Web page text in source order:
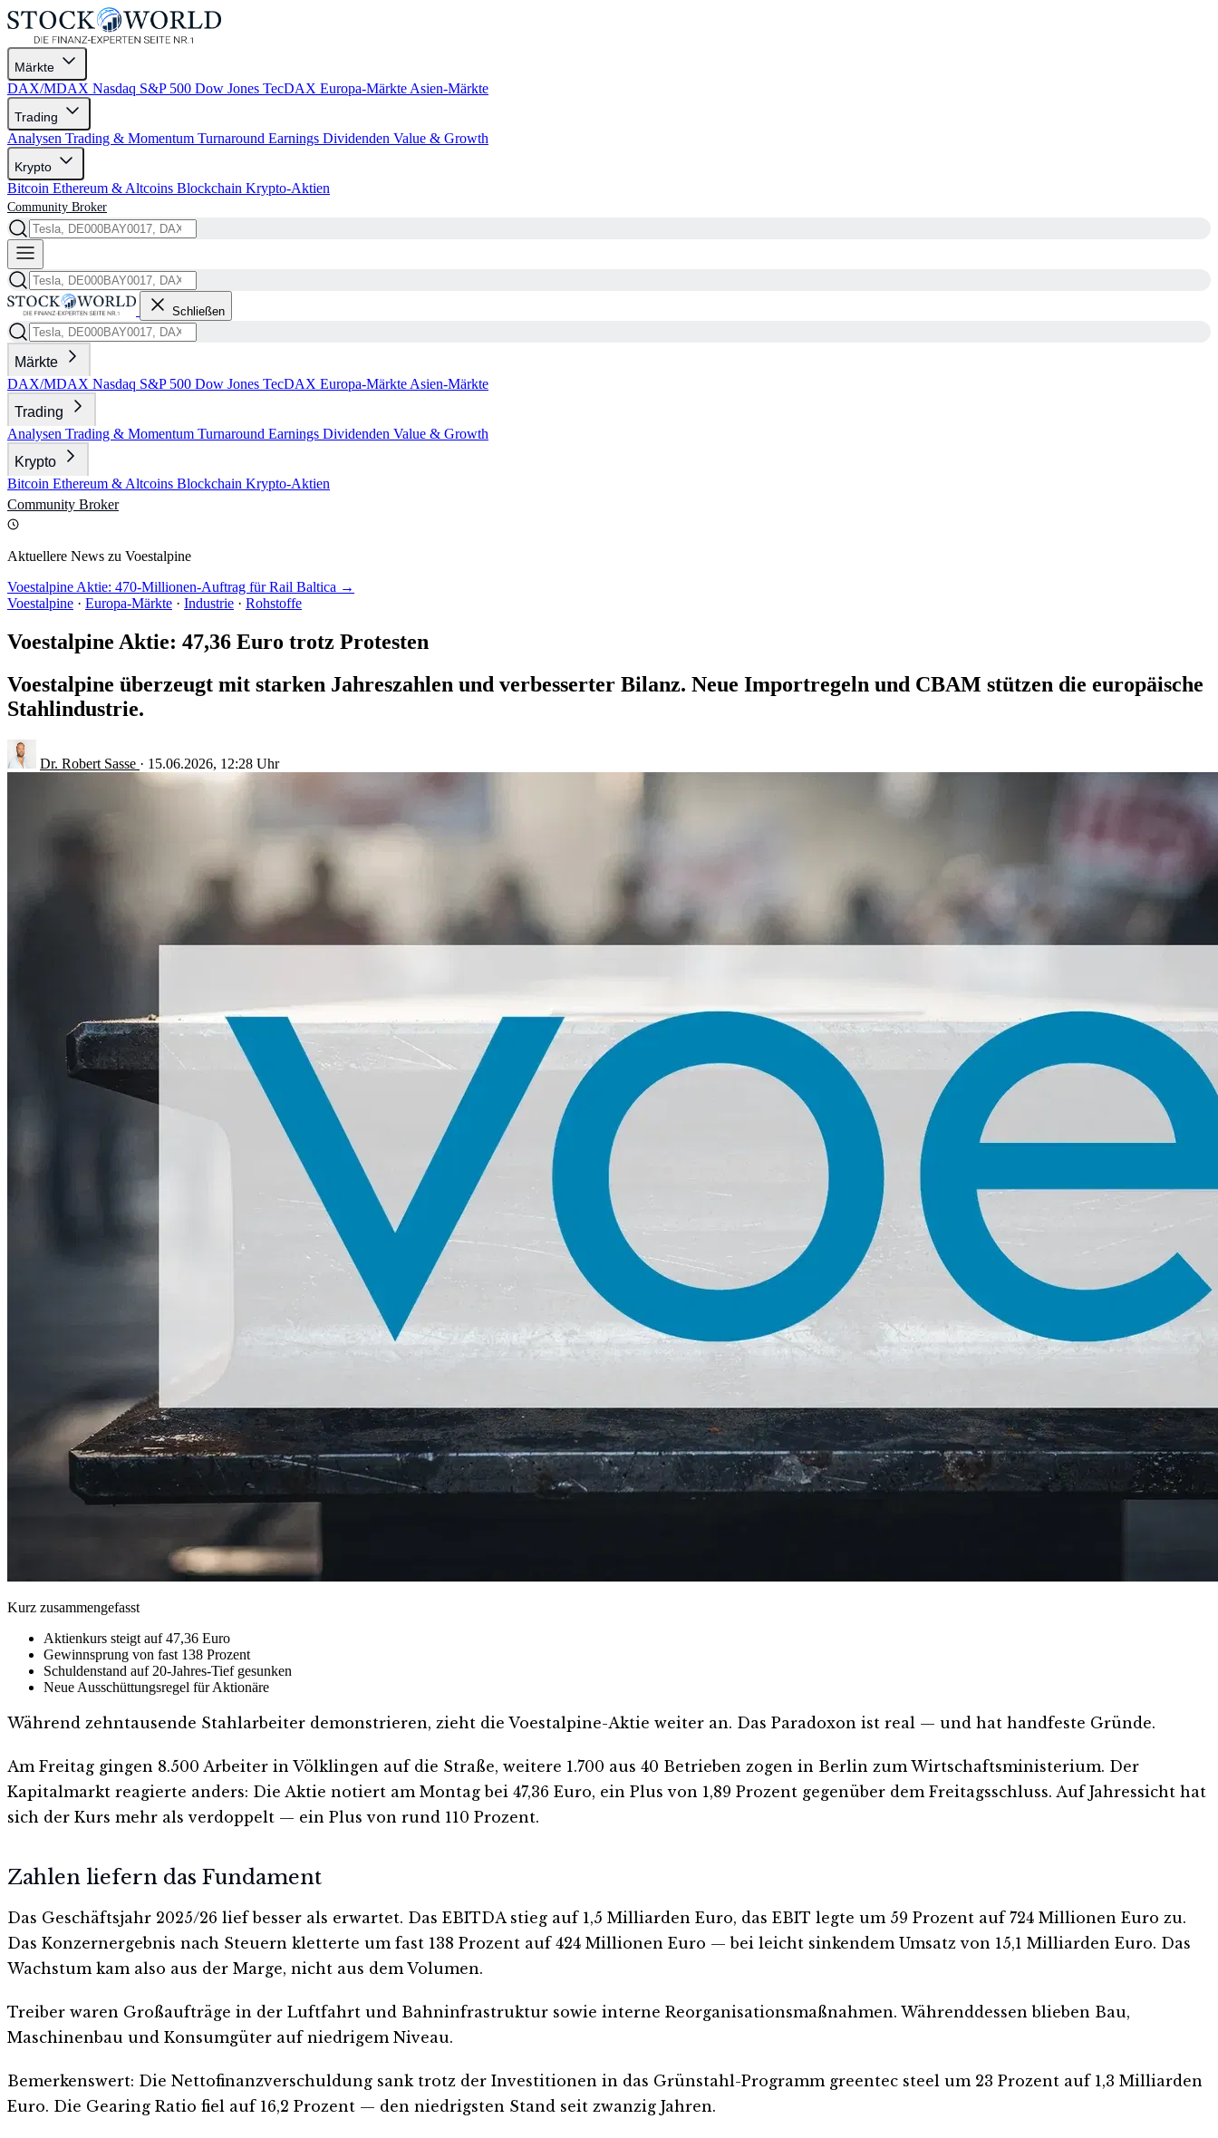
Märkte
DAX/MDAX Nasdaq S&P 500 Dow Jones TecDAX Europa-Märkte Asien-Märkte
Trading
Analysen Trading & Momentum Turnaround Earnings Dividenden Value & Growth
Krypto
Bitcoin Ethereum & Altcoins Blockchain Krypto-Aktien
Community Broker
Schließen
Märkte
DAX/MDAX Nasdaq S&P 500 Dow Jones TecDAX Europa-Märkte Asien-Märkte
Trading
Analysen Trading & Momentum Turnaround Earnings Dividenden Value & Growth
Krypto
Bitcoin Ethereum & Altcoins Blockchain Krypto-Aktien
Community Broker
Aktuellere News zu Voestalpine
Voestalpine Aktie: 470-Millionen-Auftrag für Rail Baltica →
Voestalpine · Europa-Märkte · Industrie · Rohstoffe
Voestalpine Aktie: 47,36 Euro trotz Protesten
Voestalpine überzeugt mit starken Jahreszahlen und verbesserter Bilanz. Neue Importregeln und CBAM stützen die europäische
Stahlindustrie.
Dr. Robert Sasse · 15.06.2026, 12:28 Uhr
Kurz zusammengefasst
Aktienkurs steigt auf 47,36 Euro
Gewinnsprung von fast 138 Prozent
Schuldenstand auf 20-Jahres-Tief gesunken
Neue Ausschüttungsregel für Aktionäre
Während zehntausende Stahlarbeiter demonstrieren, zieht die Voestalpine-Aktie weiter an. Das Paradoxon ist real — und hat handfeste Gründe.
Am Freitag gingen 8.500 Arbeiter in Völklingen auf die Straße, weitere 1.700 aus 40 Betrieben zogen in Berlin zum Wirtschaftsministerium. Der
Kapitalmarkt reagierte anders: Die Aktie notiert am Montag bei 47,36 Euro, ein Plus von 1,89 Prozent gegenüber dem Freitagsschluss. Auf Jahressicht hat
sich der Kurs mehr als verdoppelt — ein Plus von rund 110 Prozent.
Zahlen liefern das Fundament
Das Geschäftsjahr 2025/26 lief besser als erwartet. Das EBITDA stieg auf 1,5 Milliarden Euro, das EBIT legte um 59 Prozent auf 724 Millionen Euro zu.
Das Konzernergebnis nach Steuern kletterte um fast 138 Prozent auf 424 Millionen Euro — bei leicht sinkendem Umsatz von 15,1 Milliarden Euro. Das
Wachstum kam also aus der Marge, nicht aus dem Volumen.
Treiber waren Großaufträge in der Luftfahrt und Bahninfrastruktur sowie interne Reorganisationsmaßnahmen. Währenddessen blieben Bau,
Maschinenbau und Konsumgüter auf niedrigem Niveau.
Bemerkenswert: Die Nettofinanzverschuldung sank trotz der Investitionen in das Grünstahl-Programm greentec steel um 23 Prozent auf 1,3 Milliarden
Euro. Die Gearing Ratio fiel auf 16,2 Prozent — den niedrigsten Stand seit zwanzig Jahren.